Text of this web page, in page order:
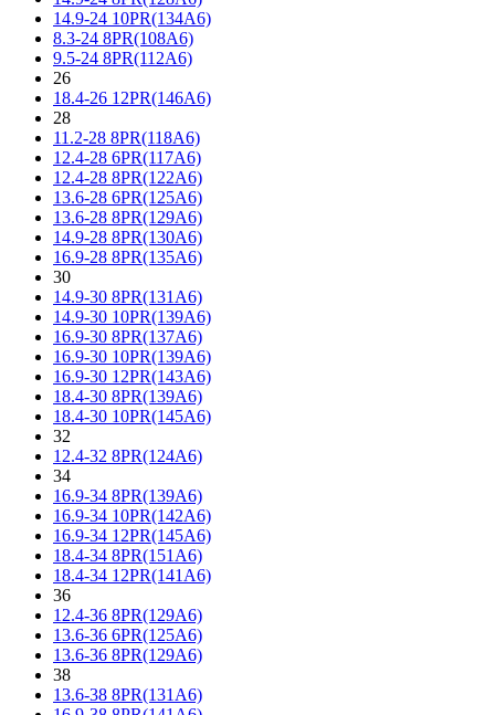
14.9-24 10PR(134A6)
8.3-24 8PR(108A6)
9.5-24 8PR(112A6)
26
18.4-26 12PR(146A6)
28
11.2-28 8PR(118A6)
12.4-28 6PR(117A6)
12.4-28 8PR(122A6)
13.6-28 6PR(125A6)
13.6-28 8PR(129A6)
14.9-28 8PR(130A6)
16.9-28 8PR(135A6)
30
14.9-30 8PR(131A6)
14.9-30 10PR(139A6)
16.9-30 8PR(137A6)
16.9-30 10PR(139A6)
16.9-30 12PR(143A6)
18.4-30 8PR(139A6)
18.4-30 10PR(145A6)
32
12.4-32 8PR(124A6)
34
16.9-34 8PR(139A6)
16.9-34 10PR(142A6)
16.9-34 12PR(145A6)
18.4-34 8PR(151A6)
18.4-34 12PR(141A6)
36
12.4-36 8PR(129A6)
13.6-36 6PR(125A6)
13.6-36 8PR(129A6)
38
13.6-38 8PR(131A6)